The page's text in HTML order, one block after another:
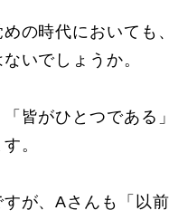
の時代においても
いでしょうか。
皆がひとつである
。
が、Aさんも「以